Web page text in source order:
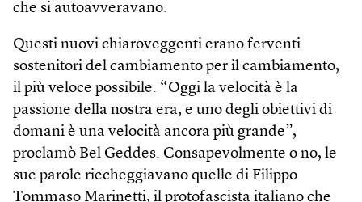
che si autoavveravano.
Questi nuovi chiaroveggenti erano ferventi
sostenitori del cambiamento per il cambiamento,
il più veloce possibile. “Oggi la velocità è la
passione della nostra era, e uno degli obiettivi di
domani è una velocità ancora più grande”,
proclamò Bel Geddes. Consapevolmente o no, le
sue parole riecheggiavano quelle di Filippo
Tommaso Marinetti, il protofascista italiano che